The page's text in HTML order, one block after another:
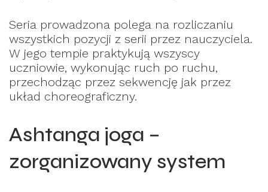
Seria prowadzona polega na rozliczaniu
wszystkich pozycji z serii przez nauczyciela.
W jego tempie praktykują wszyscy
uczniowie, wykonując ruch po ruchu,
przechodząc przez sekwencję jak przez
układ choreograficzny.
Ashtanga joga –
zorganizowany system